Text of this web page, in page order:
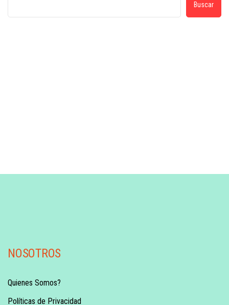
Buscar
NOSOTROS
Quienes Somos?
Políticas de Privacidad